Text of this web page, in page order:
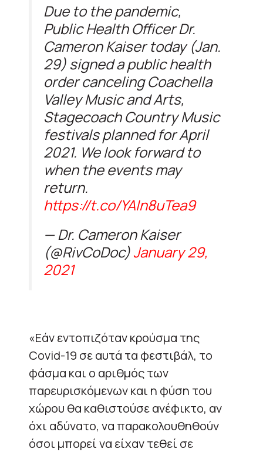
Due to the pandemic,
Public Health Officer Dr.
Cameron Kaiser today (Jan.
29) signed a public health
order canceling Coachella
Valley Music and Arts,
Stagecoach Country Music
festivals planned for April
2021. We look forward to
when the events may
return.
https://t.co/YAIn8uTea9
— Dr. Cameron Kaiser
(@RivCoDoc)January 29,
2021
«Εάν εντοπιζόταν κρούσμα της
Covid-19 σε αυτά τα φεστιβάλ, το
φάσμα και ο αριθμός των
παρευρισκόμενων και η φύση του
χώρου θα καθιστούσε ανέφικτο, αν
όχι αδύνατο, να παρακολουθηθούν
όσοι μπορεί να είχαν τεθεί σε